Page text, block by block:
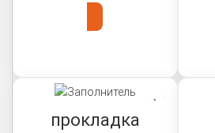
прокладка